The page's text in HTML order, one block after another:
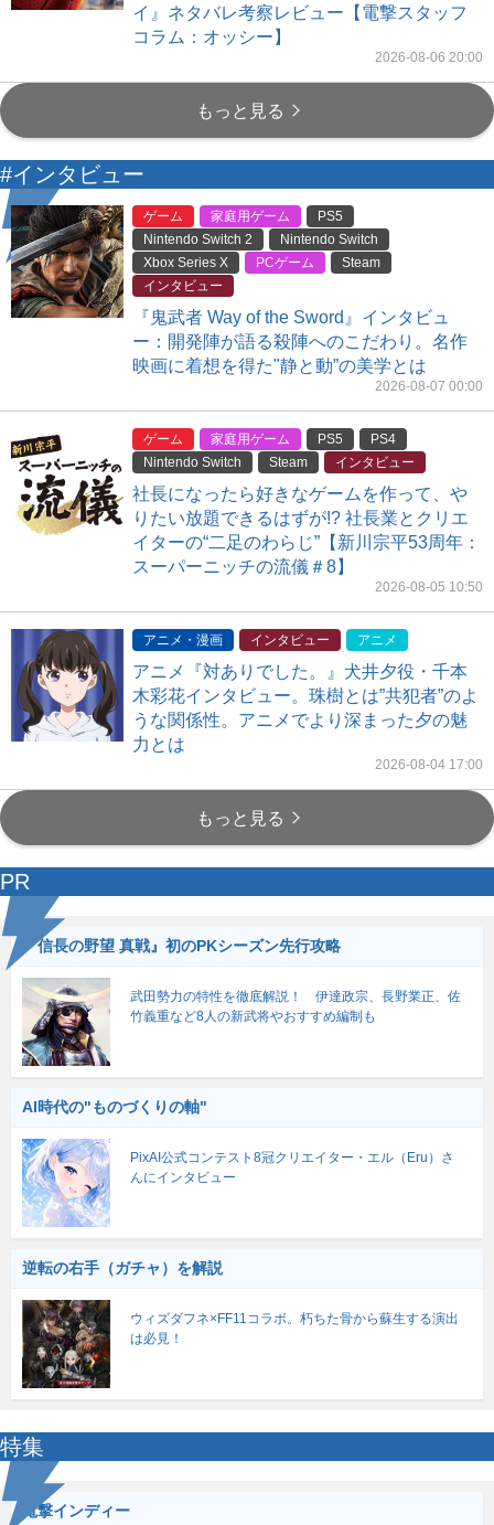
イ』ネタバレ考察レビュー【電撃スタッフ
コラム：オッシー】
2026-08-06 20:00
もっと見る
#インタビュー
ゲーム 家庭用ゲーム
PS5
Nintendo Switch 2
Nintendo Switch
Xbox Series X
PCゲーム
Steam
インタビュー
『鬼武者 Way of the Sword』インタビュ
ー：開発陣が語る殺陣へのこだわり。名作
映画に着想を得た"静と動”の美学とは
2026-08-07 00:00
ゲーム 家庭用ゲーム PS5
PS4
Nintendo Switch
Steam インタビュー
社長になったら好きなゲームを作って、や
りたい放題できるはずが!? 社長業とクリエ
イターの“二足のわらじ”【新川宗平53周年：
スーパーニッチの流儀＃8】
2026-08-05 10:50
アニメ・漫画 インタビュー アニメ
アニメ『対ありでした。』犬井夕役・千本
木彩花インタビュー。珠樹とは”共犯者”のよ
うな関係性。アニメでより深まった夕の魅
力とは
2026-08-04 17:00
もっと見る
PR
『信長の野望 真戦』初のPKシーズン先行攻略
武田勢力の特性を徹底解説！ 伊達政宗、長野業正、佐
竹義重など8人の新武将やおすすめ編制も
AI時代の"ものづくりの軸"
PixAI公式コンテスト8冠クリエイター・エル（Eru）さ
んにインタビュー
逆転の右手（ガチャ）を解説
ウィズダフネ×FF11コラボ。朽ちた骨から蘇生する演出
は必見！
特集
電撃インディー